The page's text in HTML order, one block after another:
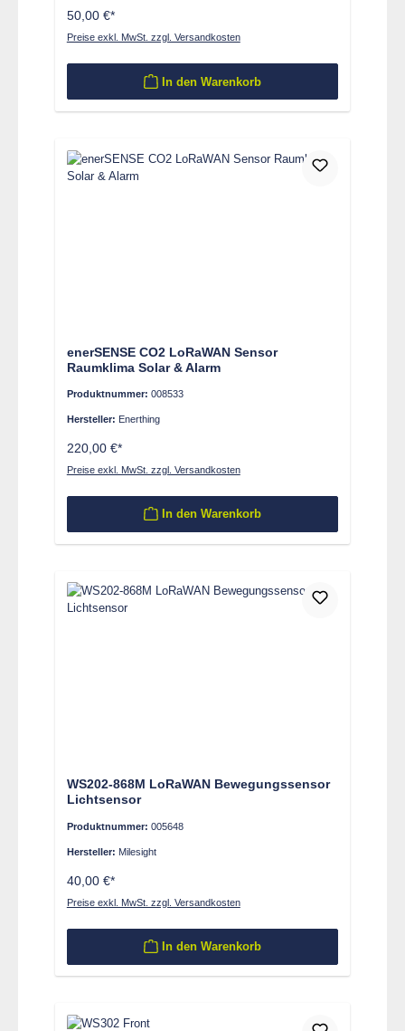
50,00 €*
Preise exkl. MwSt. zzgl. Versandkosten
In den Warenkorb
enerSENSE CO2 LoRaWAN Sensor
Raumklima Solar & Alarm
Produktnummer: 008533
Hersteller: Enerthing
220,00 €*
Preise exkl. MwSt. zzgl. Versandkosten
In den Warenkorb
WS202-868M LoRaWAN Bewegungssensor
Lichtsensor
Produktnummer: 005648
Hersteller: Milesight
40,00 €*
Preise exkl. MwSt. zzgl. Versandkosten
In den Warenkorb